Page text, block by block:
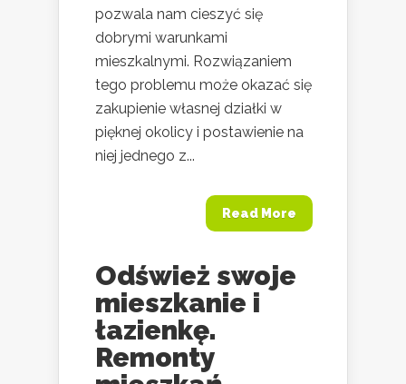
pozwala nam cieszyć się
dobrymi warunkami
mieszkalnymi. Rozwiązaniem
tego problemu może okazać się
zakupienie własnej działki w
pięknej okolicy i postawienie na
niej jednego z...
Read More
Odśwież swoje
mieszkanie i
łazienkę.
Remonty